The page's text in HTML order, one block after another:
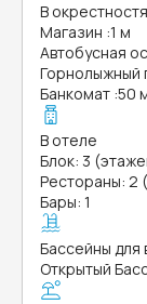
В
Магазин :1 м
Автобусная
Горнолыжный
Банкомат :50
В отеле
Блок: 3
Рестораны: 2
Бары: 1
Бассейны для
Открытый